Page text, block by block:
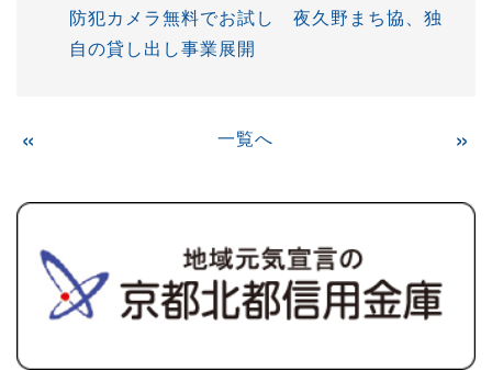
防犯カメラ無料でお試し 夜久野まち協、独
自の貸し出し事業展開
« 一覧へ